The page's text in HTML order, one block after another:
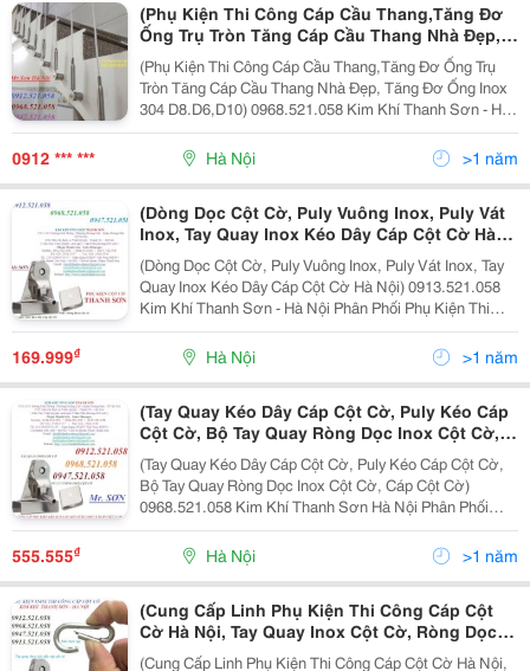
(Phụ Kiện Thi Công Cáp Cầu Thang,Tăng Đơ
Ống Trụ Tròn Tăng Cáp Cầu Thang Nhà Đẹp,
Tăng Đơ Ống Inox 304 D8.D6,D10) Kim Khí
Thanh Sơn - Hà Nội Cung Cấp Dây Cáp Inox
304 Bọc Phủ Nhựa Trắng, Cáp Thép Mạ Kẽm
Bọc Nhựa Đen, Trắng,Vàng, Đỏ,Xanh
(Phụ Kiện Thi Công Cáp Cầu Thang,Tăng Đơ Ống Trụ
Tròn Tăng Cáp Cầu Thang Nhà Đẹp, Tăng Đơ Ống Inox
304 D8.D6,D10) 0968.521.058 Kim Khí Thanh Sơn - Hà
Nội Cung Cấp Dây Cáp Inox 304 Bọc Phủ Nhựa Trắng,
Cáp Thép Mạ Kẽm Bọc Nhựa Đen, Trắng,Vàng,
Đỏ,Xanh,...
0912 *** *** Hà Nội >1 năm
(Dòng Dọc Cột Cờ, Puly Vuông Inox, Puly Vát
Inox, Tay Quay Inox Kéo Dây Cáp Cột Cờ Hà
Nội) Kim Khí Thanh Sơn - Hà Nội Phân Phối
Phụ Kiện Thi Công Cáp Cột Cờ, Bóng Inox Có
Đế, Móc Bấm Inox, Lá Cờ
(Dòng Dọc Cột Cờ, Puly Vuông Inox, Puly Vát Inox, Tay
Quay Inox Kéo Dây Cáp Cột Cờ Hà Nội) 0913.521.058
Kim Khí Thanh Sơn - Hà Nội Phân Phối Phụ Kiện Thi
Công Cáp Cột Cờ, Bóng Inox Có Đế, Móc Bấm Inox, Lá
Cờ, Bu Lông Móng, Ê Cu Mũ Chụp Inox 304, 201...
169.999₫ Hà Nội >1 năm
(Tay Quay Kéo Dây Cáp Cột Cờ, Puly Kéo Cáp
Cột Cờ, Bộ Tay Quay Ròng Dọc Inox Cột Cờ,
Cáp Cột Cờ) Kim Khí Thanh Sơn Hà Nội Phân
Phối Linh Phụ Kiện Thi Công Cáp Cột Cờ, Cáp
Inox 304 Trần, Cáp Inox 304 Bọc Nhựa, Khóa
Cáp Inox 304, Tăng Đơ Inox 304
(Tay Quay Kéo Dây Cáp Cột Cờ, Puly Kéo Cáp Cột Cờ,
Bộ Tay Quay Ròng Dọc Inox Cột Cờ, Cáp Cột Cờ)
0968.521.058 Kim Khí Thanh Sơn Hà Nội Phân Phối
Linh Phụ Kiện Thi Công Cáp Cột Cờ, Cáp Inox 304 Trần,
Cáp Inox 304 Bọc Nhựa, Khóa Cáp Inox 304, Tăng Đơ...
555.555₫ Hà Nội >1 năm
(Cung Cấp Linh Phụ Kiện Thi Công Cáp Cột
Cờ Hà Nội, Tay Quay Inox Cột Cờ, Ròng Dọc
Cột Cờ,Puly Vuông Inox Cột Cờ) Vật Tư Kim
(Cung Cấp Linh Phụ Kiện Thi Công Cáp Cột Cờ Hà Nội,